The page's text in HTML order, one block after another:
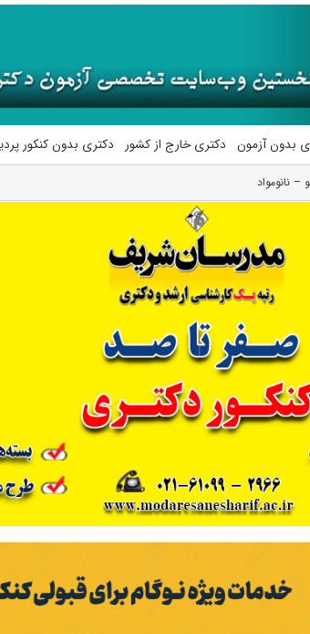
بدون آزمون دکتری خارج از کشور دکتری بدون کنکور
نانومواد